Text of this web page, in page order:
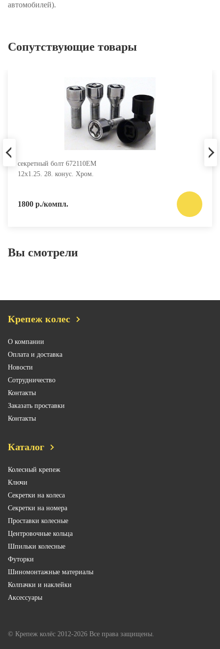
автомобилей).
Сопутствующие товары
секретный болт 672110EM
12х1.25. 28. конус. Хром.
1800 р./компл.
Вы смотрели
Крепеж колес
О компании
Оплата и доставка
Новости
Сотрудничество
Контакты
Заказать проставки
Контакты
Каталог
Колесный крепеж
Ключи
Секретки на колеса
Секретки на номера
Проставки колесные
Центровочные кольца
Шпильки колесные
Футорки
Шиномонтажные материалы
Колпачки и наклейки
Аксессуары
© Крепеж колёс 2012-2026 Все права защищены.